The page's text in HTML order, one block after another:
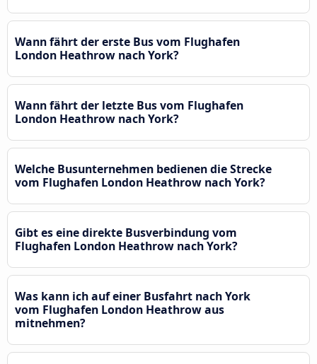
Wann fährt der erste Bus vom Flughafen
London Heathrow nach York?
Wann fährt der letzte Bus vom Flughafen
London Heathrow nach York?
Welche Busunternehmen bedienen die Strecke
vom Flughafen London Heathrow nach York?
Gibt es eine direkte Busverbindung vom
Flughafen London Heathrow nach York?
Was kann ich auf einer Busfahrt nach York
vom Flughafen London Heathrow aus
mitnehmen?